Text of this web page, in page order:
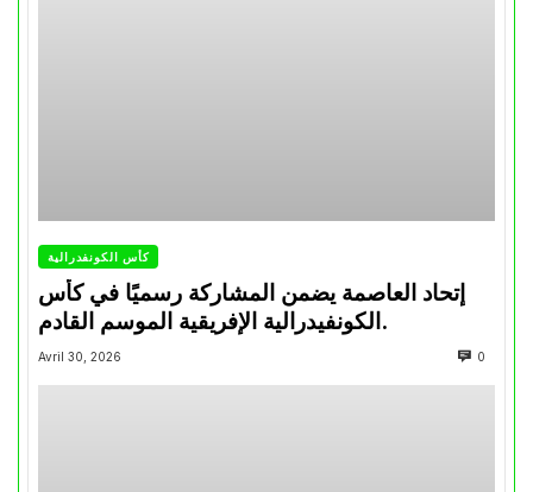
كأس الكونفدرالية
إتحاد العاصمة يضمن المشاركة رسميًا في كأس
الكونفيدرالية الإفريقية الموسم القادم.
Avril 30, 2026 0